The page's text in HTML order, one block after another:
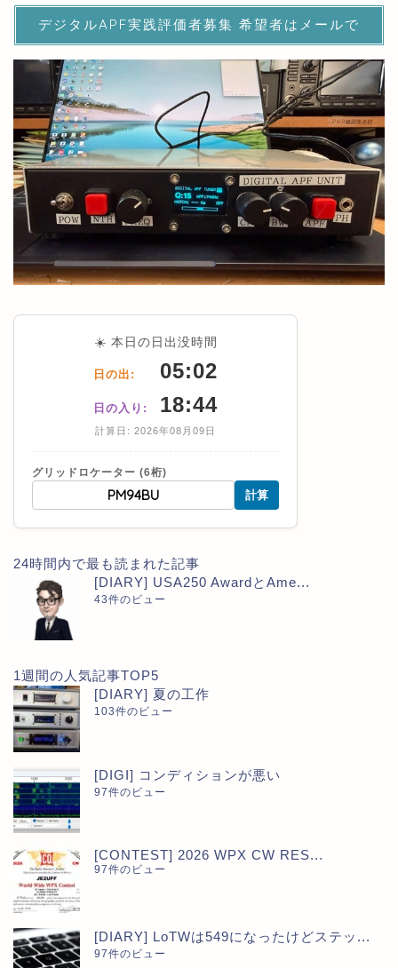
デジタルAPF実践評価者募集 希望者はメールで
☀️ 本日の日出没時間
日の出: 05:02
日の入り: 18:44
計算日: 2026年08月09日
グリッドロケーター (6桁)
計算
24時間内で最も読まれた記事
[DIARY] USA250 AwardとAme...
43件のビュー
1週間の人気記事TOP5
[DIARY] 夏の工作
103件のビュー
[DIGI] コンディションが悪い
97件のビュー
[CONTEST] 2026 WPX CW RES...
97件のビュー
[DIARY] LoTWは549になったけどステッ...
97件のビュー